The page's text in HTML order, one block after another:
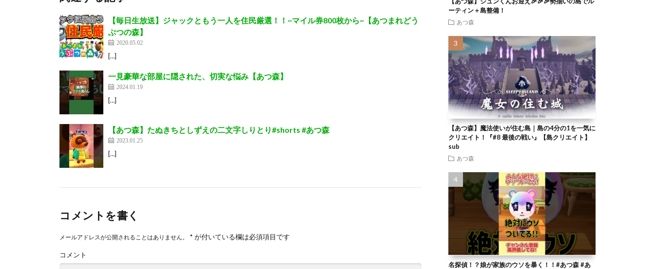
【毎日生放送】ジャックともう一人を住民厳選！！~マイル券800枚から~【あつまれどう
ぶつの森】
2020.05.02
[…]
一見豪華な部屋に隠された、切実な悩み【あつ森】
2024.01.19
[…]
【あつ森】たぬきちとしずえの二文字しりとり#shorts #あつ森
2023.01.25
[…]
コメントを書く
メールアドレスが公開されることはありません。 * が付いている欄は必須項目です
コメント
ーティン＋島整備！
あつ森
【あつ森】魔法使いが住む島｜島の4分の1を一気に
クリエイト！『#8 最後の戦い』【島クリエイト】
sub
あつ森
名探偵！？娘が家族のウソを暴く！！#あつ森 #あ